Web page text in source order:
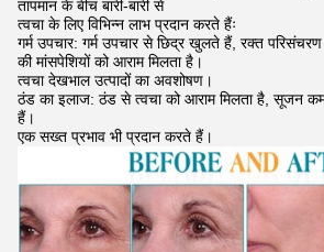
तापमान के बीच बारी-बारी से
त्वचा के लिए विभिन्न लाभ प्रदान करते हैंः
गर्म उपचार: गर्म उपचार से छिद्र खुलते हैं, रक्त
की मांसपेशियों को आराम मिलता है।
त्वचा देखभाल उत्पादों का अवशोषण।
ठंड का इलाज: ठंड से त्वचा को आराम मिलता है, सूजन
हैं।
एक सख्त प्रभाव भी प्रदान करते हैं।